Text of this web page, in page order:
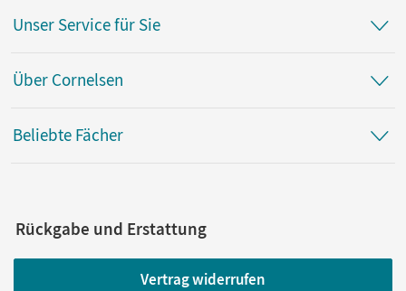
Unser Service für Sie
Über Cornelsen
Beliebte Fächer
Rückgabe und Erstattung
Vertrag widerrufen